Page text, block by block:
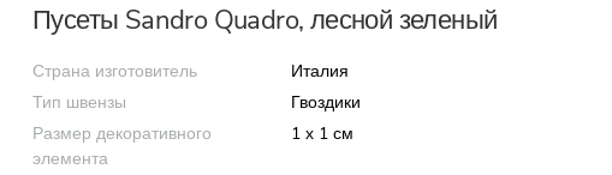
Пусеты Sandro Quadro, лесной зеленый
Страна изготовитель
Италия
Тип швензы
Гвоздики
Размер декоративного
элемента
1 х 1 см